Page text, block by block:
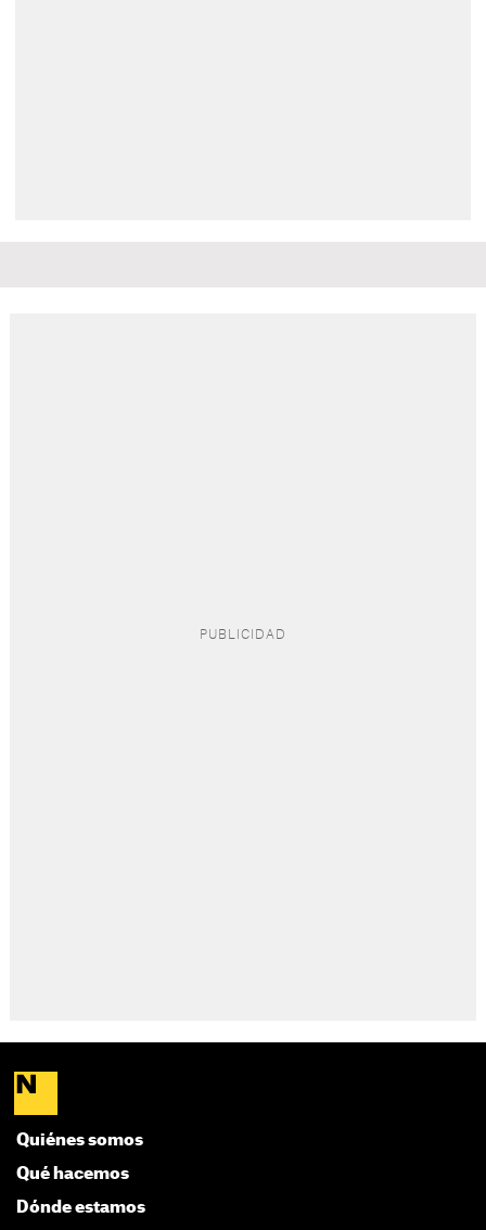
Quiénes somos
Qué hacemos
Dónde estamos